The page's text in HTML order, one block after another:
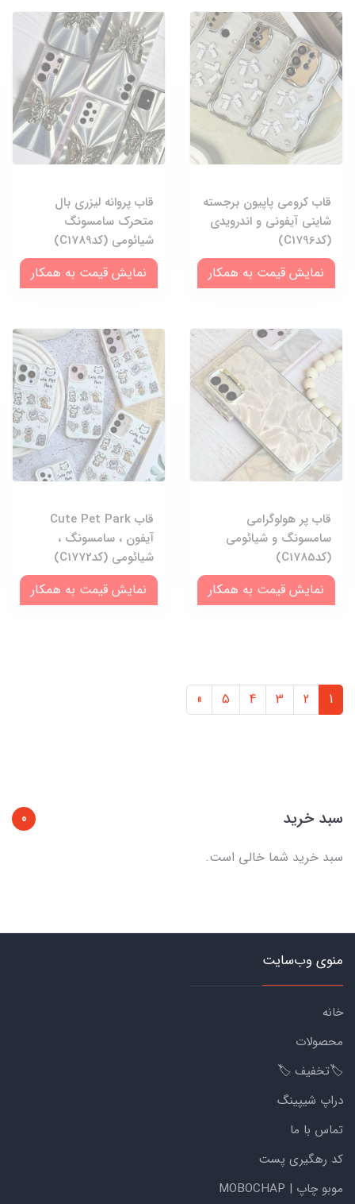
قاب کرومی پاپیون برجسته
شاینی آیفونی و اندرویدی
(کدC1796)
نمایش قیمت به همکار
قاب پروانه لیزری بال
متحرک سامسونگ
شیائومی (کدC1789)
نمایش قیمت به همکار
قاب پر هولوگرامی
سامسونگ و شیائومی
(کدC1785)
نمایش قیمت به همکار
قاب Cute Pet Park
آیفون ، سامسونگ ،
شیائومی (کدC1772)
نمایش قیمت به همکار
1
2
3
4
5
»
سبد خرید
0
سبد خرید شما خالی است.
منوی وب‌سایت
خانه
محصولات
🏷️تخفیف 🏷️
دراپ شیپینگ
تماس با ما
کد رهگیری پست
موبو چاپ | MOBOCHAP